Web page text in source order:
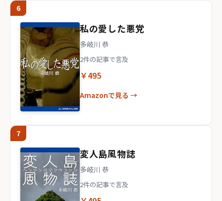
6
私の愛した悪党
多岐川 恭
2件の記事で言及
￥495
Amazonで見る →
7
変人島風物誌
多岐川 恭
2件の記事で言及